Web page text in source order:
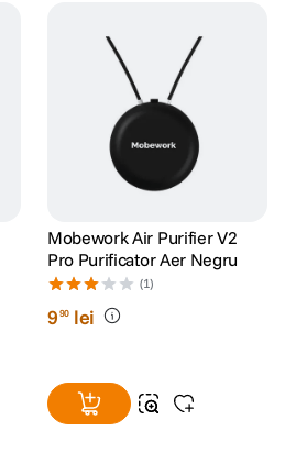
Mobework Air Purifier V2
Pro Purificator Aer Negru
(1)
990 lei